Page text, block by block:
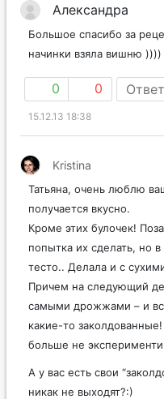
Александра
Большое спасибо за
начинки взяла вишню ))))
0 0
15.12.13 18:38
Kristina
Татьяна, очень люблю
получается вкусно.
Кроме этих булочек!
попытка их сделать, но
тесто.. Делала и с
Причем на следующий
самыми дрожжами – и
какие-то
больше не
А у вас есть свои
никак не выходят?:)